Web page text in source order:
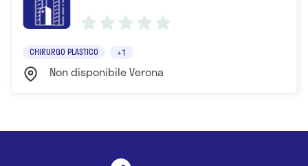
CHIRURGO PLASTICO +1
Non disponibile Verona